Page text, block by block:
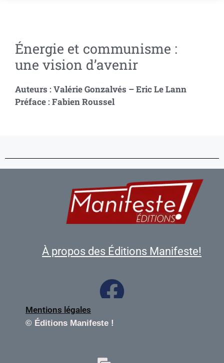
Énergie et communisme :
une vision d’avenir
Auteurs : Valérie Gonzalvés – Eric Le Lann
Préface: Fabien Roussel
À propos des Éditions Manifeste!
Mentions légales
© Éditions Manifeste !